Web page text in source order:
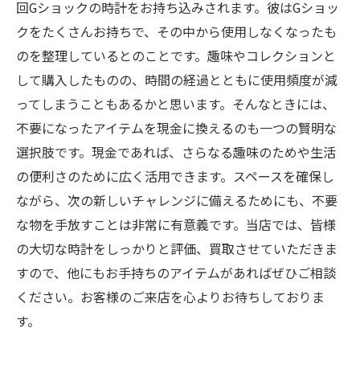
回Gショックの時計をお持ち込みされます。彼はGショッ
クをたくさんお持ちで、その中から使用しなくなったも
のを整理しているとのことです。趣味やコレクションと
して購入したものの、時間の経過とともに使用頻度が減
ってしまうこともあるかと思います。そんなときには、
不要になったアイテムを現金に換えるのも一つの賢明な
選択肢です。現金であれば、さらなる趣味のためや生活
の便利さのために広く活用できます。スペースを確保し
ながら、次の新しいチャレンジに備えるためにも、不要
な物を手放すことは非常に有意義です。当店では、皆様
の大切な時計をしっかりと評価、買取させていただきま
すので、他にもお手持ちのアイテムがあればぜひご相談
ください。お客様のご来店を心よりお待ちしておりま
す。